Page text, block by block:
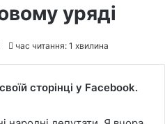
уряді
час читання: 1 хвилина
сторінці у Facebook.